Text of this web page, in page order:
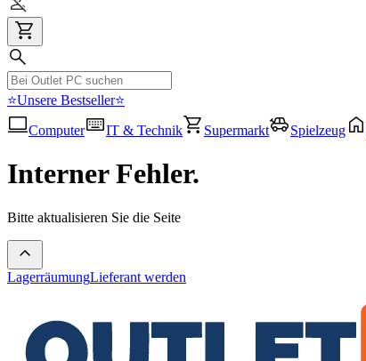
⭐Unsere Bestseller⭐
Computer
IT & Technik Supermarkt Spielzeug
Interner Fehler.
Bitte aktualisieren Sie die Seite
LagerräumungLieferant werden